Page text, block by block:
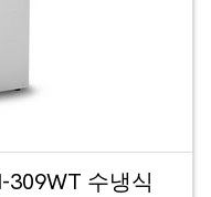
309WT 수냉식